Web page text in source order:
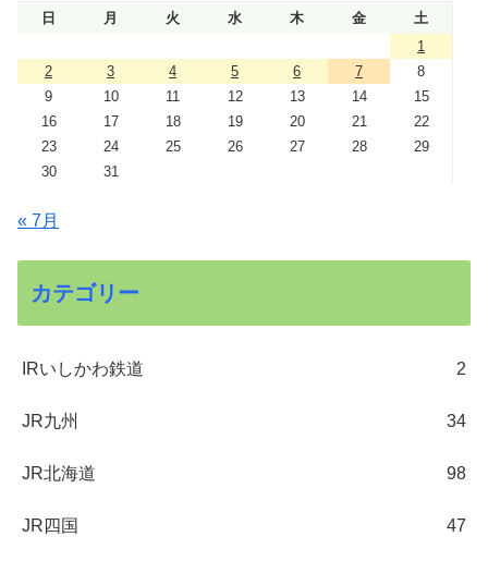
日 月 火 水 木 金
土
1
2
3 4 5 6 7
8
9
10 11 12 13 14
15
16
17 18 19 20 21
22
23
24 25 26 27 28
29
30
31
« 7月
カテゴリー
IRいしかわ鉄道 2
JR九州 34
JR北海道 98
JR四国 47